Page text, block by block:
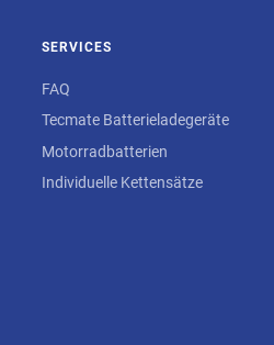
SERVICES
FAQ
Tecmate Batterieladegeräte
Motorradbatterien
Individuelle Kettensätze